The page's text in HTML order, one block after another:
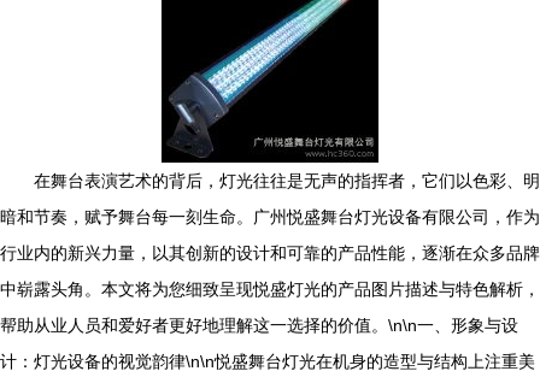
在舞台表演艺术的背后，灯光往往是无声的指挥者，它们以色彩、明
暗和节奏，赋予舞台每一刻生命。广州悦盛舞台灯光设备有限公司，作为
行业内的新兴力量，以其创新的设计和可靠的产品性能，逐渐在众多品牌
中崭露头角。本文将为您细致呈现悦盛灯光的产品图片描述与特色解析，
帮助从业人员和爱好者更好地理解这一选择的价值。\n\n一、形象与设
计：灯光设备的视觉韵律\n\n悦盛舞台灯光在机身的造型与结构上注重美